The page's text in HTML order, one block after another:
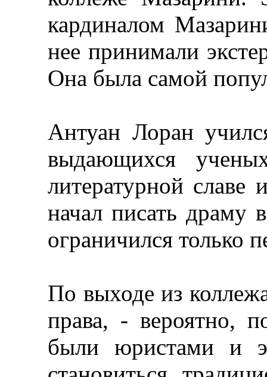
кардиналом
нее принимали
Она была самой
Антуан Лоран
выдающихся
литературной славе
начал писать драму
ограничился только
По выходе из
права, - вероятно,
были юристами и